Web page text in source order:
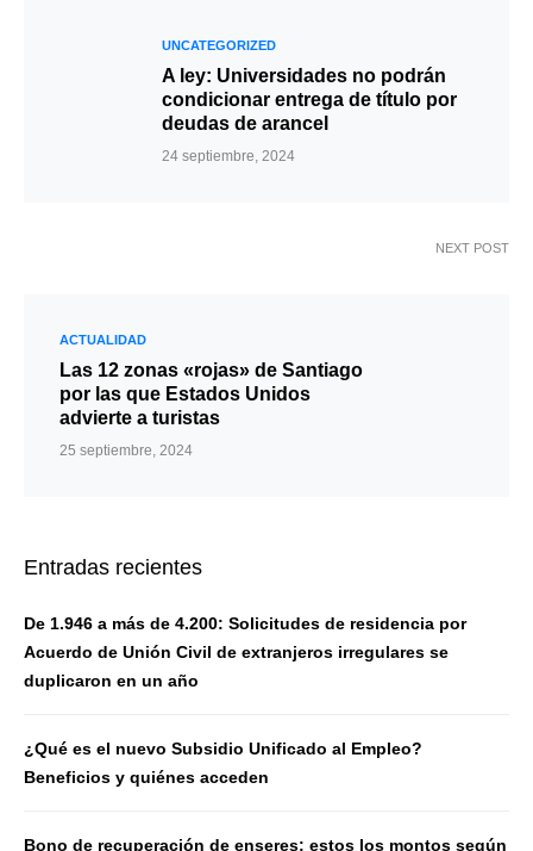
UNCATEGORIZED
A ley: Universidades no podrán
condicionar entrega de título por
deudas de arancel
24 septiembre, 2024
NEXT POST
ACTUALIDAD
Las 12 zonas «rojas» de Santiago
por las que Estados Unidos
advierte a turistas
25 septiembre, 2024
Entradas recientes
De 1.946 a más de 4.200: Solicitudes de residencia por
Acuerdo de Unión Civil de extranjeros irregulares se
duplicaron en un año
¿Qué es el nuevo Subsidio Unificado al Empleo?
Beneficios y quiénes acceden
Bono de recuperación de enseres: estos los montos según